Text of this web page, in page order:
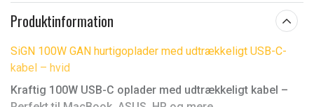
Produktinformation
SiGN 100W GAN hurtigoplader med udtrækkeligt USB-C-
kabel – hvid
Kraftig 100W USB-C oplader med udtrækkeligt kabel –